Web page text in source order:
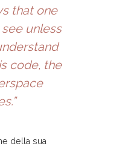
that one
unless
code, the
della sua